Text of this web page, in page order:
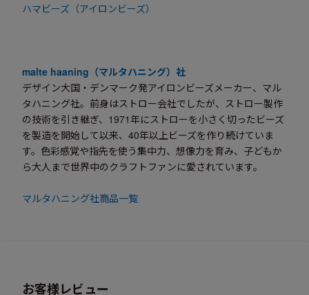
ハマビーズ（アイロンビーズ）
malte haaning（マルタハニング）社
デザイン大国・デンマーク発アイロンビーズメーカー、マル
タハニング社。前身はストロー会社でしたが、ストロー製作
の技術を引き継ぎ、1971年にストローを小さく切ったビーズ
を製造を開始して以来、40年以上ビーズを作り続けていま
す。色彩感覚や指先を使う集中力、想像力を育み、子どもか
ら大人まで世界中のクラフトファンに愛されています。
マルタハニング社商品一覧
お客様レビュー